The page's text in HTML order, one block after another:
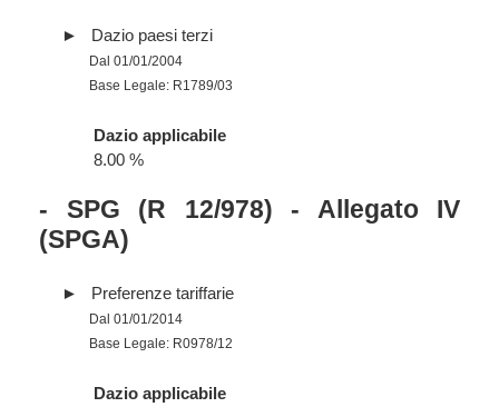
Dazio paesi terzi
Dal 01/01/2004
Base Legale: R1789/03
Dazio applicabile
8.00 %
- SPG (R 12/978) - Allegato IV
(SPGA)
Preferenze tariffarie
Dal 01/01/2014
Base Legale: R0978/12
Dazio applicabile